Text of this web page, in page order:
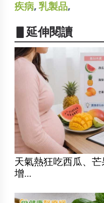
疾病, 乳製品,
▋延伸閱讀
天氣熱狂吃西瓜、
增...